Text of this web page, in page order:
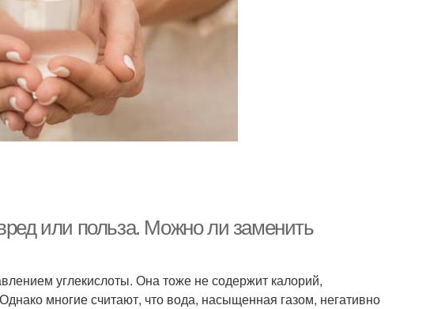
или польза. Можно ли заменить
углекислоты. Она тоже не содержит калорий,
многие считают, что вода, насыщенная газом, негативно